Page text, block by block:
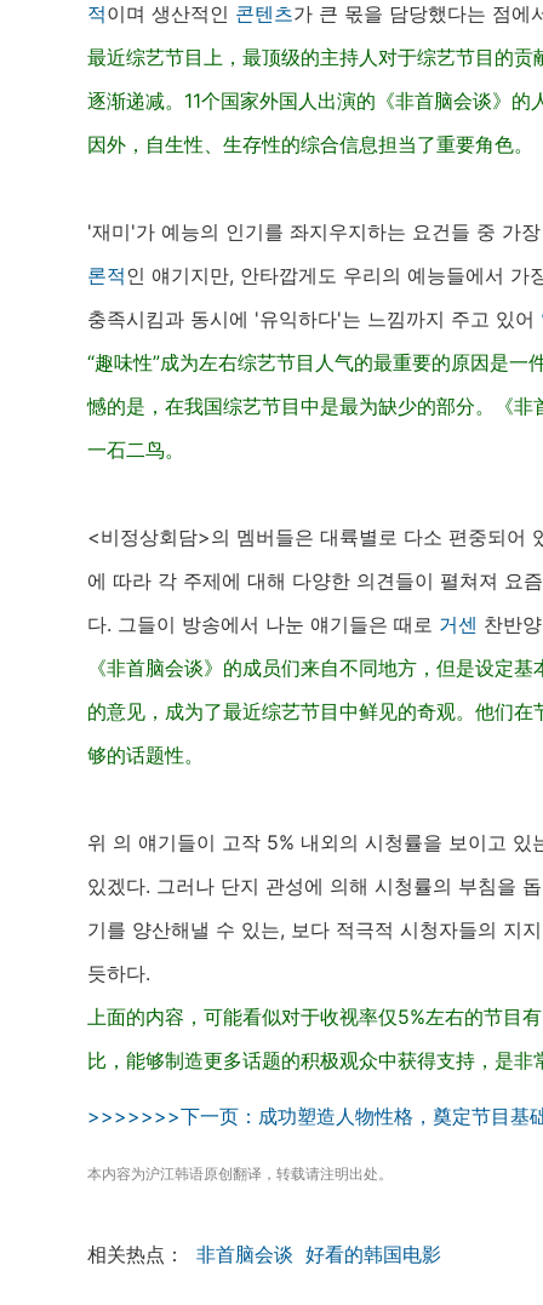
적이며 생산적인 콘텐츠가 큰 몫을 담당했다는 점에
最近综艺节目上，最顶级的主持人对于综艺节目的
逐渐递减。11个国家外国人出演的《非首脑会谈》
因外，自生性、生存性的综合信息担当了重要角色。
'재미'가 예능의 인기를 좌지우지하는 요건들 중 가
론적인 얘기지만, 안타깝게도 우리의 예능들에서
충족시킴과 동시에 '유익하다'는 느낌까지 주고 있어
“趣味性”成为左右综艺节目人气的最重要的原因是
憾的是，在我国综艺节目中是最为缺少的部分。《
一石二鸟。
<비정상회담>의 멤버들은 대륙별로 다소 편중되어
에 따라 각 주제에 대해 다양한 의견들이 펼쳐져 요
다. 그들이 방송에서 나눈 얘기들은 때로 거센 찬반
《非首脑会谈》的成员们来自不同地方，但是设定
的意见，成为了最近综艺节目中鲜见的奇观。他们
够的话题性。
위 의 얘기들이 고작 5% 내외의 시청률을 보이고
있겠다. 그러나 단지 관성에 의해 시청률의 부침을
기를 양산해낼 수 있는, 보다 적극적 시청자들의 지
듯하다.
上面的内容，可能看似对于收视率仅5%左右的节目
比，能够制造更多话题的积极观众中获得支持，是非
>>>>>>>下一页：成功塑造人物性格，奠定节目
本内容为沪江韩语原创翻译，转载请注明出处。
相关热点： 非首脑会谈 好看的韩国电影